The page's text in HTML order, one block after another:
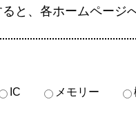
と、各ホームページ
IC メモリー